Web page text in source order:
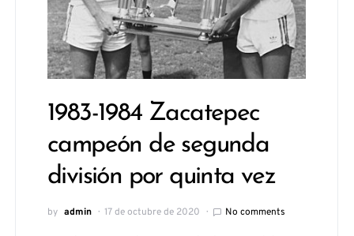
1983-1984 Zacatepec
campeón de segunda
división por quinta vez
by admin 17 de octubre de 2020 No comments